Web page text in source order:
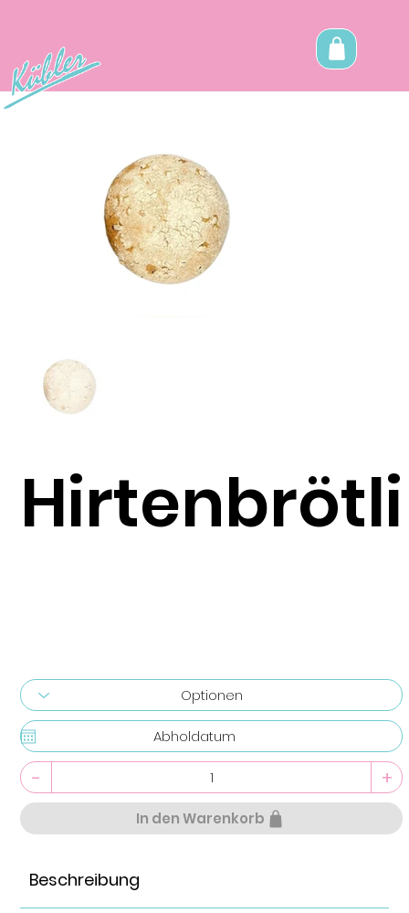
Beschreibung
In den Warenkorb
- +
Hirtenbrötli